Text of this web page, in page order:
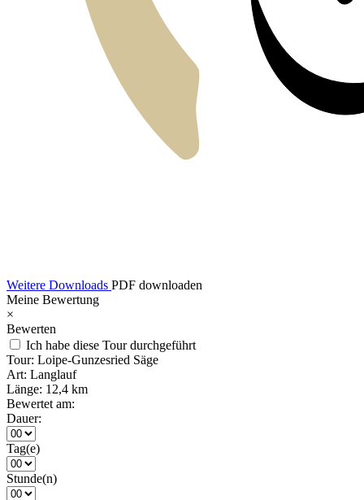
Weitere Downloads PDF downloaden
Meine Bewertung
×
Bewerten
Ich habe diese Tour durchgeführt
Tour: Loipe-Gunzesried Säge
Art: Langlauf
Länge: 12,4 km
Bewertet am:
Dauer:
Tag(e)
Stunde(n)